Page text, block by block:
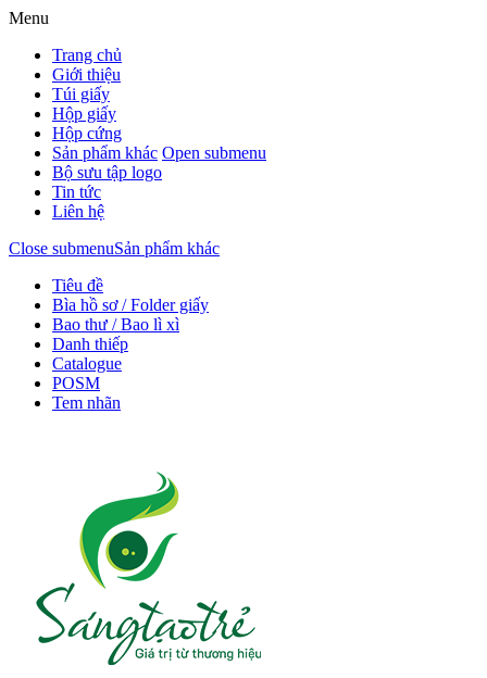
Menu
Trang chủ
Giới thiệu
Túi giấy
Hộp giấy
Hộp cứng
Sản phẩm khác Open submenu
Bộ sưu tập logo
Tin tức
Liên hệ
Close submenuSản phẩm khác
Tiêu đề
Bìa hồ sơ / Folder giấy
Bao thư / Bao lì xì
Danh thiếp
Catalogue
POSM
Tem nhãn